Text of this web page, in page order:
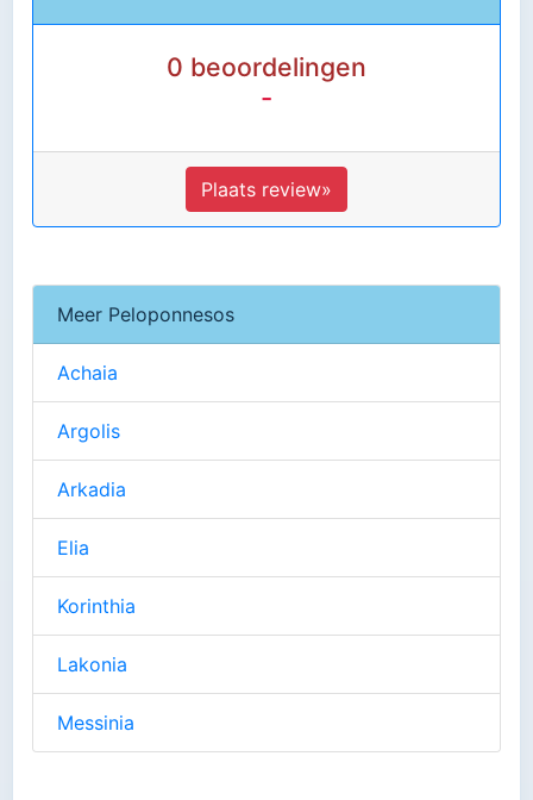
0 beoordelingen
-
Plaats review»
Meer Peloponnesos
Achaia
Argolis
Arkadia
Elia
Korinthia
Lakonia
Messinia